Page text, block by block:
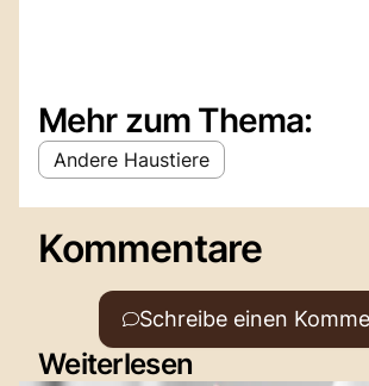
Mehr zum Thema:
Andere Haustiere
Kommentare
Schreibe einen
Weiterlesen